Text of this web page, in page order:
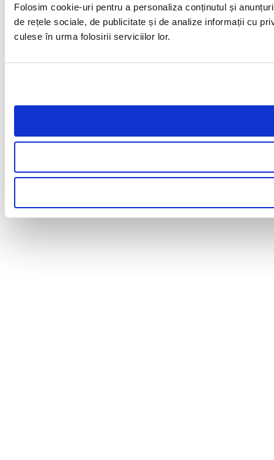
Folosim cookie-uri pentru a personaliza conținutul și
de rețele sociale, de publicitate și de analize informații cu
culese în urma folosirii serviciilor lor.